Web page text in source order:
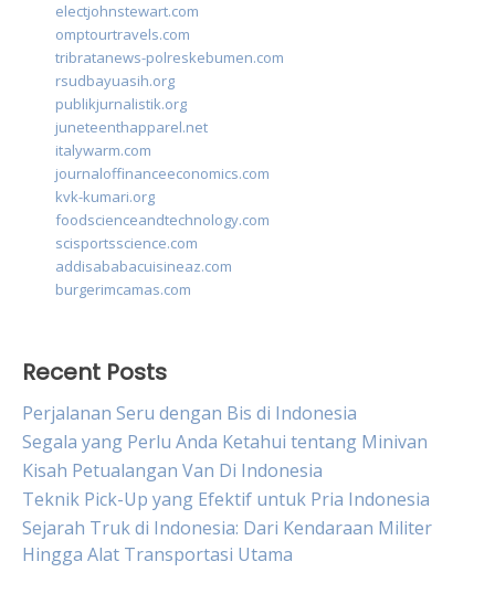
electjohnstewart.com
omptourtravels.com
tribratanews-polreskebumen.com
rsudbayuasih.org
publikjurnalistik.org
juneteenthapparel.net
italywarm.com
journaloffinanceeconomics.com
kvk-kumari.org
foodscienceandtechnology.com
scisportsscience.com
addisababacuisineaz.com
burgerimcamas.com
Recent Posts
Perjalanan Seru dengan Bis di Indonesia
Segala yang Perlu Anda Ketahui tentang Minivan
Kisah Petualangan Van Di Indonesia
Teknik Pick-Up yang Efektif untuk Pria Indonesia
Sejarah Truk di Indonesia: Dari Kendaraan Militer
Hingga Alat Transportasi Utama